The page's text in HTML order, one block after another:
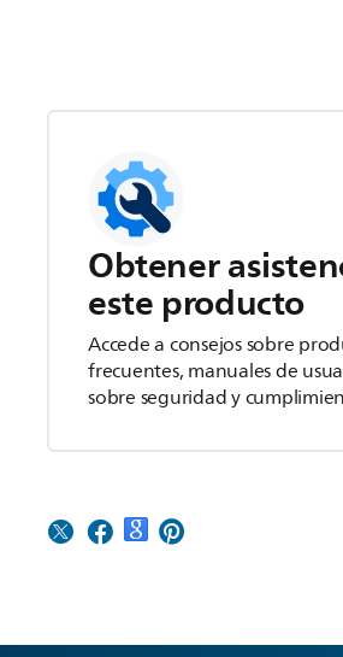
Obtener
este producto
Accede a consejos sobre
frecuentes, manuales de
sobre seguridad y